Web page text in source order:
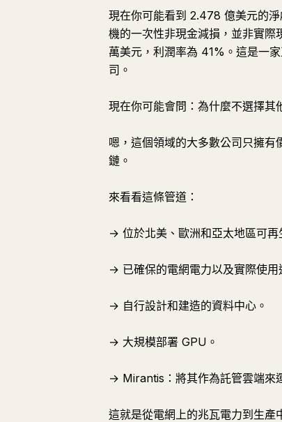
現在你可能看到 2.478 億美元的
機的一次性非現金減損，並非實
萬美元，利潤率為 41%。這是一
司。
現在你可能會問：為什麼不選擇
嗯，這個領域的大多數公司只擁
鏈。
來看看這條管道：
→ 位於北美、歐洲和亞太地區可再
→ 已確保的電網電力以及實際使用
→ 自行設計和建造的資料中心。
→ 大規模部署 GPU。
→ Mirantis：將其作為託管雲端來
這就是從電網上的兆瓦電力到生產